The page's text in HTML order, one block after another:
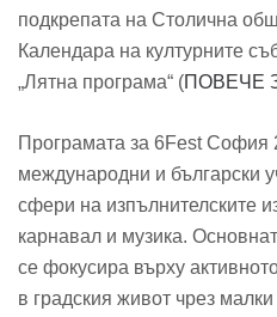
подкрепата на Столична
Календара на културните
„Лятна програма“ (ПОВЕЧЕ
Програмата за 6Fest София
международни и български
сфери на изпълнителските
карнавал и музика.
се фокусира върху
в градския живот чрез